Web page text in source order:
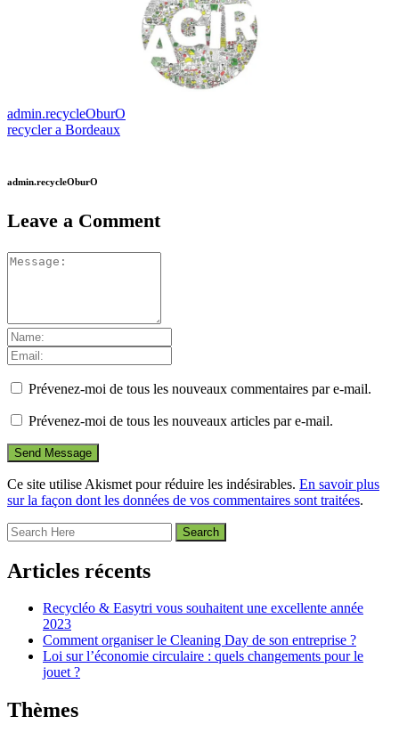
admin.recycleOburO
recycler a Bordeaux
admin.recycleOburO
Leave a Comment
Prévenez-moi de tous les nouveaux commentaires par e-mail.
Prévenez-moi de tous les nouveaux articles par e-mail.
Ce site utilise Akismet pour réduire les indésirables. En savoir plus
sur la façon dont les données de vos commentaires sont traitées.
Articles récents
Recycléo & Easytri vous souhaitent une excellente année
2023
Comment organiser le Cleaning Day de son entreprise ?
Loi sur l’économie circulaire : quels changements pour le
jouet ?
Thèmes